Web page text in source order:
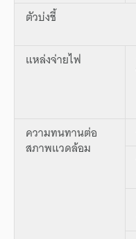
ตัวบ่งชี้
แหล่งจ่ายไฟ
ความทนทานต่อ
สภาพแวดล้อม